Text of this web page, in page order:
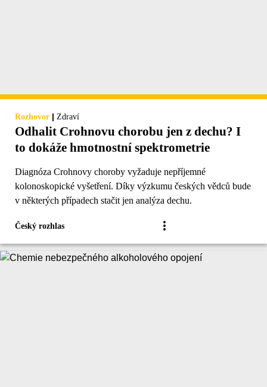
Rozhovor | Zdraví
Odhalit Crohnovu chorobu jen z dechu? I
to dokáže hmotnostní spektrometrie
Diagnóza Crohnovy choroby vyžaduje nepříjemné
kolonoskopické vyšetření. Díky výzkumu českých vědců bude
v některých případech stačit jen analýza dechu.
Český rozhlas